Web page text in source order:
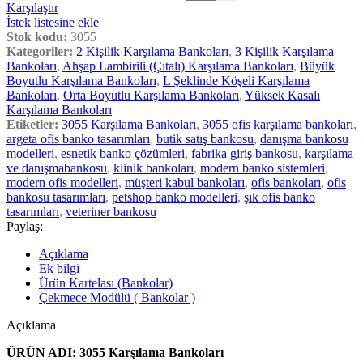
Karşılaştır
İstek listesine ekle
Stok kodu: 3055
Kategoriler: 2 Kişilik Karşılama Bankoları, 3 Kişilik Karşılama
Bankoları, Ahşap Lambirili (Çıtalı) Karşılama Bankoları, Büyük
Boyutlu Karşılama Bankoları, L Şeklinde Köşeli Karşılama
Bankoları, Orta Boyutlu Karşılama Bankoları, Yüksek Kasalı
Karşılama Bankoları
Etiketler: 3055 Karşılama Bankoları, 3055 ofis karşılama bankoları,
argeta ofis banko tasarımları, butik satış bankosu, danışma bankosu
modelleri, esnetik banko çözümleri, fabrika giriş bankosu, karşılama
ve danışmabankosu, klinik bankoları, modern banko sistemleri,
modern ofis modelleri, müşteri kabul bankoları, ofis bankoları, ofis
bankosu tasarımları, petshop banko modelleri, şık ofis banko
tasarımları, veteriner bankosu
Paylaş:
Açıklama
Ek bilgi
Ürün Kartelası (Bankolar)
Çekmece Modülü ( Bankolar )
Açıklama
ÜRÜN ADI: 3055 Karşılama Bankoları